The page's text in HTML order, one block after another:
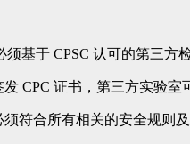
须基于 CPSC 认可的第三方
CPC 证书，第三方实验室
符合所有相关的安全规则及